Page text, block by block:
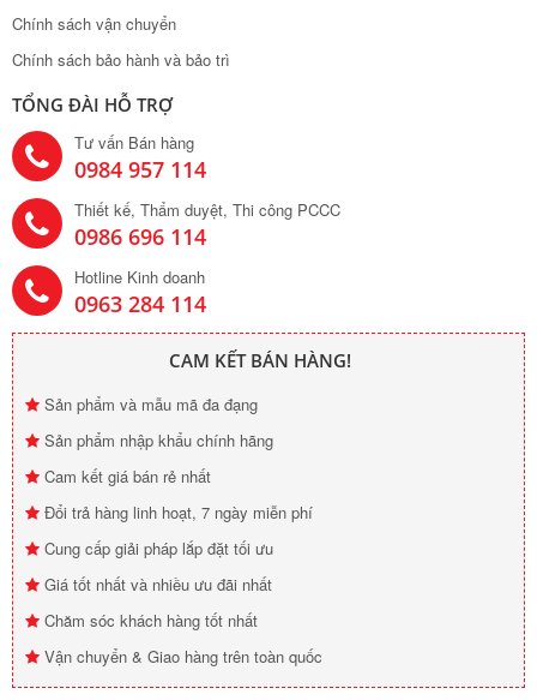
Chính sách vận chuyển
Chính sách bảo hành và bảo trì
TỔNG ĐÀI HỖ TRỢ
Tư vấn Bán hàng
0984 957 114
Thiết kế, Thẩm duyệt, Thi công PCCC
0986 696 114
Hotline Kinh doanh
0963 284 114
CAM KẾT BÁN HÀNG!
Sản phẩm và mẫu mã đa đạng
Sản phẩm nhập khẩu chính hãng
Cam kết giá bán rẻ nhất
Đổi trả hàng linh hoạt, 7 ngày miễn phí
Cung cấp giải pháp lắp đặt tối ưu
Giá tốt nhất và nhiều ưu đãi nhất
Chăm sóc khách hàng tốt nhất
Vận chuyển & Giao hàng trên toàn quốc